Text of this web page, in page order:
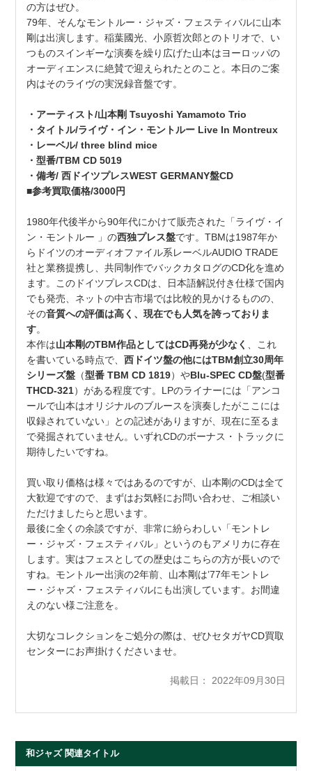
の方はぜひ。
79年、そんなモントルー・ジャズ・フェスティバルに山本
剛は出演します。稲葉國光、小原哲次郎とのトリオで、い
つものスインギーな演奏を繰り広げた山本はヨーロッパの
オーディエンスに絶賛で迎えられたとのこと。本日のご案
内はそのライヴの実況録音盤です。
・アーティスト/山本剛 Tsuyoshi Yamamoto Trio
・タイトル/ライヴ・イン・モントルー Live In Montreux
・レーベル/ three blind mice
・型番/TBM CD 5019
・備考/ 西ドイツプレスWEST GERMANY盤CD
■参考買取価格/3000円
1980年代後半から90年代にかけて販売された「ライヴ・イ
ン・モントルー 」の西独プレス盤です。TBMは1987年か
らドイツのオーディオファイル系レーベルAUDIO TRADE
社と業務提携し、共同制作でバックカタログのCD化を進め
ます。このドイツプレスCDは、日本語解説付き仕様で国内
でも発売、ネットの中古市場では比較的見かけるものの、
その音質への評価は高く、現在でも人気を誇っておりま
す。
本作は山本剛のTBM作品としてはCD再発が少なく
、これ
を書いている時点で、西ドイツ盤の他にはTBM創立30周年
シリーズ盤 （型番 TBM CD 1819）やBlu-SPEC CD盤(型番
THCD-321）がある程度です。LPのライナーには「アンコ
ールで山本はオリジナルのブルースを演奏したがここには
収録されていない」との記述がありますが、現在に至るま
で発掘されていません。いずれCDのボーナス・トラックに
期待したいですね。
買い取り価格は様々ではあるのですが、山本剛のCDは全て
大歓迎ですので、まずはお気軽にお問い合わせ、ご相談い
ただけましたらと思います。
最後に全くの余談ですが、非常に紛らわしい「モントレ
ー・ジャズ・フェスティバル」というのもアメリカに存在
します。実はフェスとしての歴史はこちらの方が長いので
すね。モントルー出演の2年前、山本剛は’77年モントレ
ー・ジャズ・フェスティバルにも出演しています。お間違
えのない様ご注意を。
大切なコレクションをご処分の際は、ぜひセタガヤCD買取
センターにお声掛けくださいませ。
掲載日： 2022年09月30日
和ジャズ 関連タイトル